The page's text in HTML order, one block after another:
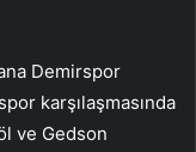
Demirspor
karşılaşmasında
ve Gedson